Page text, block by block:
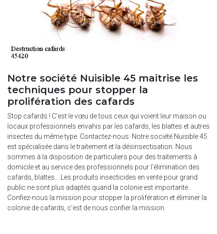
Notre société Nuisible 45 maitrise les
techniques pour stopper la
prolifération des cafards
Stop cafards ! C’est le vœu de tous ceux qui voient leur maison ou
locaux professionnels envahis par les cafards, les blattes et autres
insectes du même type. Contactez-nous. Notre société Nuisible 45
est spécialisée dans le traitement et la désinsectisation. Nous
sommes à la disposition de particuliers pour des traitements à
domicile et au service des professionnels pour l’élimination des
cafards, blattes… Les produits insecticides en vente pour grand
public ne sont plus adaptés quand la colonie est importante.
Confiez-nous la mission pour stopper la prolifération et éliminer la
colonie de cafards, c’est de nous confier la mission.